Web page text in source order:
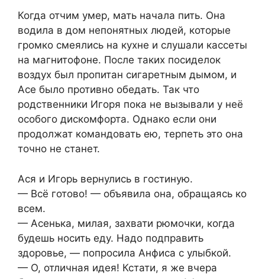
Когда отчим умер, мать начала пить. Она
водила в дом непонятных людей, которые
громко смеялись на кухне и слушали кассеты
на магнитофоне. После таких посиделок
воздух был пропитан сигаретным дымом, и
Асе было противно обедать. Так что
родственники Игоря пока не вызывали у неё
особого дискомфорта. Однако если они
продолжат командовать ею, терпеть это она
точно не станет.
Ася и Игорь вернулись в гостиную.
— Всё готово! — объявила она, обращаясь ко
всем.
— Асенька, милая, захвати рюмочки, когда
будешь носить еду. Надо подправить
здоровье, — попросила Анфиса с улыбкой.
— О, отличная идея! Кстати, я же вчера